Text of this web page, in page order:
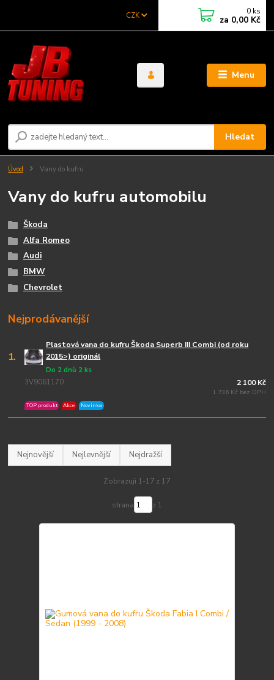
Menu
CZK
Hledat
0 ks
za 0,00 Kč
Úvod Vany do kufru
Vany do kufru automobilu
Škoda
Alfa Romeo
Audi
BMW
Chevrolet
Nejprodávanější
1.
Plastová vana do kufru Škoda Superb III Combi (od roku
2015>) originál
3V9061170
Do 2 dnů 2 ks
TOP produkt Akce Novinka
2 100 Kč
1 736 Kč bez DPH
Nejnovější Nejlevnější Nejdražší
Zobrazuji 1-17 z 17
strana z 1